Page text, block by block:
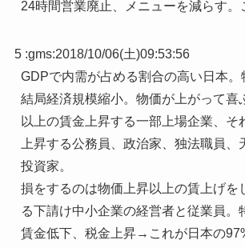
24時間営業廃止、メニューを減らす。
5 :gms:2018/10/06(土)09:53:56
GDPで内需が占める割合の高い日本。
結局経済規模縮小。物価が上がって喜
以上の賃金上昇する一部上場企業、そ
上昇する公務員、政治家、独法職員、
投資家。
損をするのは物価上昇以上の賃上げを
る下請け中小企業の経営者と従業員。
賃金低下、税金上昇→これが日本の